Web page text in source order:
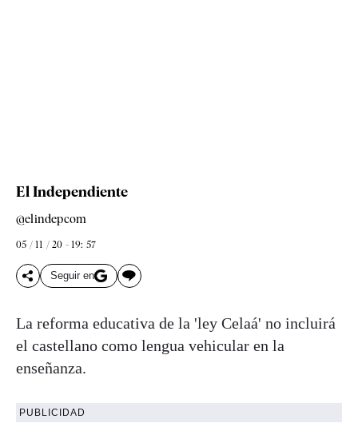
El Independiente
@elindepcom
05 / 11 / 20 - 19: 57
Seguir en
La reforma educativa de la 'ley Celaá' no incluirá
el castellano como lengua vehicular en la
enseñanza.
PUBLICIDAD